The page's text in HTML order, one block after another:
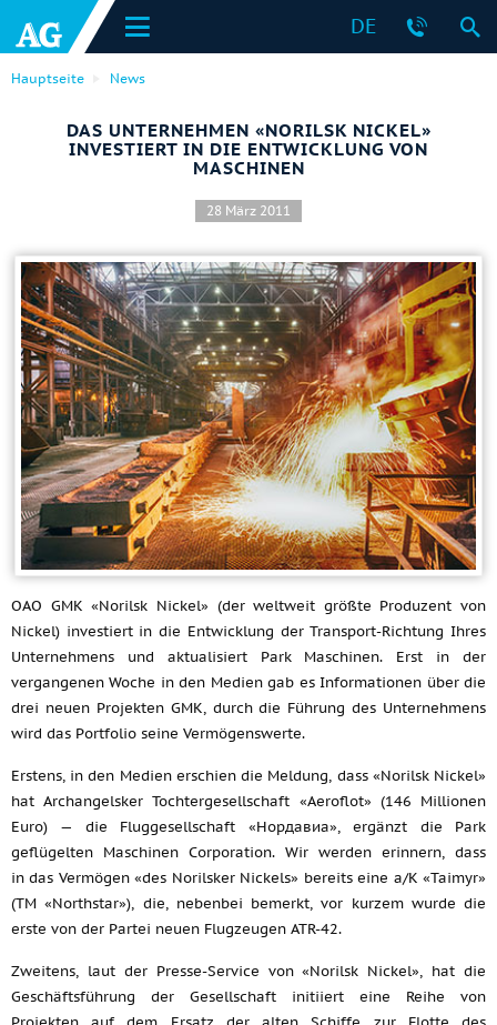
DE
Hauptseite News
DAS UNTERNEHMEN «NORILSK NICKEL»
INVESTIERT IN DIE ENTWICKLUNG VON
MASCHINEN
28 März 2011
OAO GMK «Norilsk Nickel» (der weltweit größte Produzent von
Nickel) investiert in die Entwicklung der Transport-Richtung Ihres
Unternehmens und aktualisiert Park Maschinen. Erst in der
vergangenen Woche in den Medien gab es Informationen über die
drei neuen Projekten GMK, durch die Führung des Unternehmens
wird das Portfolio seine Vermögenswerte.
Erstens, in den Medien erschien die Meldung, dass «Norilsk Nickel»
hat Archangelsker Tochtergesellschaft «Aeroflot» (146 Millionen
Euro) — die Fluggesellschaft «Нордавиа», ergänzt die Park
geflügelten Maschinen Corporation. Wir werden erinnern, dass
in das Vermögen «des Norilsker Nickels» bereits eine a/K «Taimyr»
(TM «Northstar»), die, nebenbei bemerkt, vor kurzem wurde die
erste von der Partei neuen Flugzeugen ATR-42.
Zweitens, laut der Presse-Service von «Norilsk Nickel», hat die
Geschäftsführung der Gesellschaft initiiert eine Reihe von